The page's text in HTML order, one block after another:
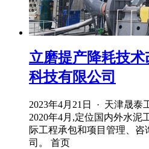
立磨提产降耗技
科技有限公司
2023年4月21日 · 天津晟泰
2020年4月,定位国内外水泥
际工程承包和项目管理、
司。 首页